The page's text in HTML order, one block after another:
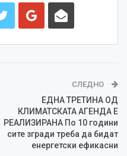
СЛЕДНО
ЕДНА ТРЕТИНА ОД
КЛИМАТСКАТА АГЕНДА Е
РЕАЛИЗИРАНА По 10 години
сите згради треба да бидат
енергетски ефикасни